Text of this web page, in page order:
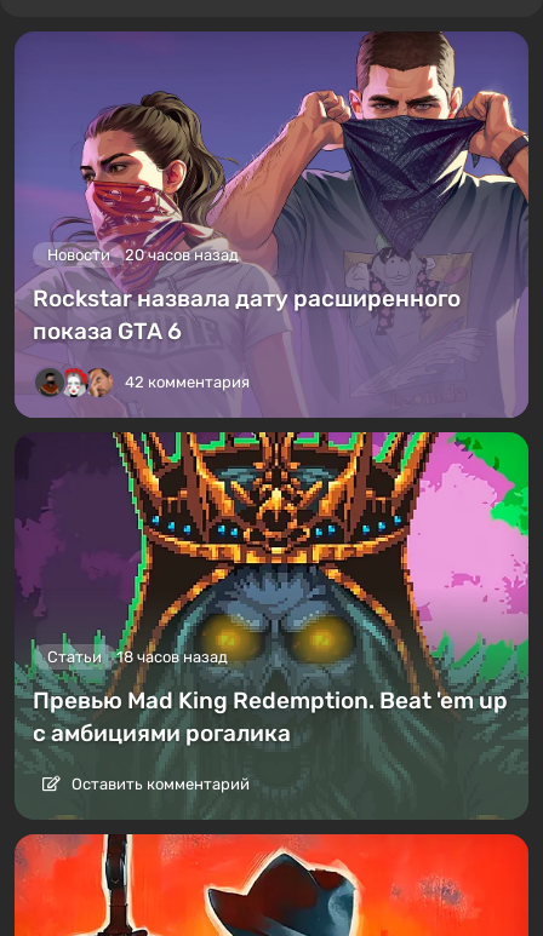
Новости 20 часов назад
Rockstar назвала дату расширенного
показа GTA 6
42 комментария
Статьи 18 часов назад
Превью Mad King Redemption. Beat 'em up
с амбициями рогалика
Оставить комментарий